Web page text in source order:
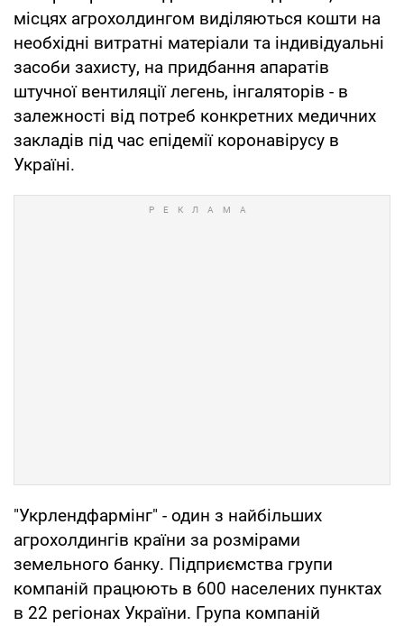
місцях агрохолдингом виділяються кошти на
необхідні витратні матеріали та індивідуальні
засоби захисту, на придбання апаратів
штучної вентиляції легень, інгаляторів - в
залежності від потреб конкретних медичних
закладів під час епідемії коронавірусу в
Україні.
"Укрлендфармінг" - один з найбільших
агрохолдингів країни за розмірами
земельного банку. Підприємства групи
компаній працюють в 600 населених пунктах
в 22 регіонах України. Група компаній